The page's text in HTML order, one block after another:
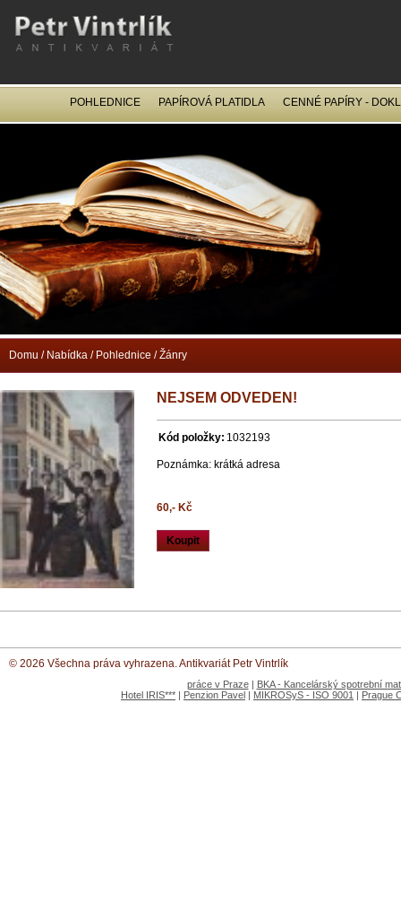
NEJSEM ODVEDEN!
Kód položky: 1032193
Poznámka: krátká adresa
60,- Kč
Koupit
POHLEDNICE PAPÍROVÁ PLATIDLA CENNÉ PAPÍRY -
Domu / Nabídka / Pohlednice /Žánry
© 2026 Všechna práva vyhrazena. Antikvariát Petr Vintrlík
práce v Praze
BKA - Kancelárský spotrební
Hotel IRIS***
Penzion Pavel MIKROSyS - ISO 9001 Prague